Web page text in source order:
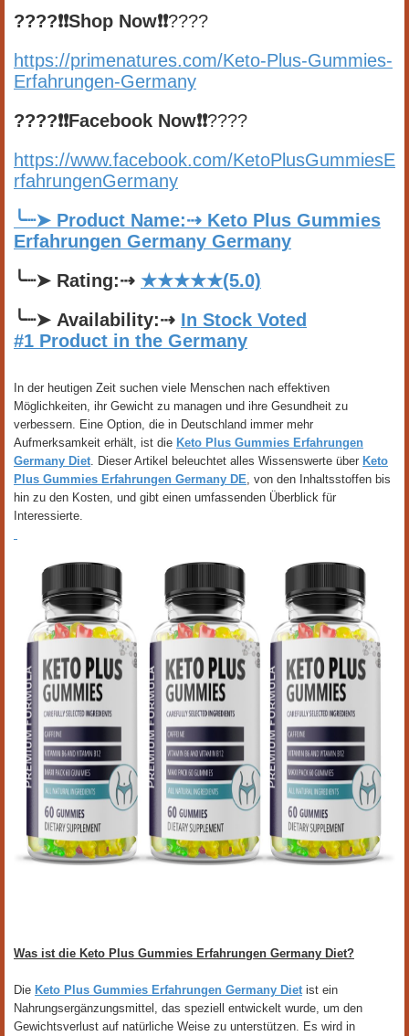
????❗❗Shop Now❗❗????
https://primenatures.com/Keto-Plus-Gummies-
Erfahrungen-Germany
????❗❗Facebook Now❗❗????
https://www.facebook.com/KetoPlusGummiesE
rfahrungenGermany
╰┈➤ Product Name:⇢ Keto Plus Gummies
Erfahrungen Germany Germany
╰┈➤ Rating:⇢ ★★★★★(5.0)
╰┈➤ Availability:⇢ In Stock Voted
#1 Product in the Germany
In der heutigen Zeit suchen viele Menschen nach effektiven
Möglichkeiten, ihr Gewicht zu managen und ihre Gesundheit zu
verbessern. Eine Option, die in Deutschland immer mehr
Aufmerksamkeit erhält, ist die Keto Plus Gummies Erfahrungen
Germany Diet. Dieser Artikel beleuchtet alles Wissenswerte über Keto
Plus Gummies Erfahrungen Germany DE, von den Inhaltsstoffen bis
hin zu den Kosten, und gibt einen umfassenden Überblick für
Interessierte.
Was ist die Keto Plus Gummies Erfahrungen Germany Diet?
Die Keto Plus Gummies Erfahrungen Germany Dietist ein
Nahrungsergänzungsmittel, das speziell entwickelt wurde, um den
Gewichtsverlust auf natürliche Weise zu unterstützen. Es wird in